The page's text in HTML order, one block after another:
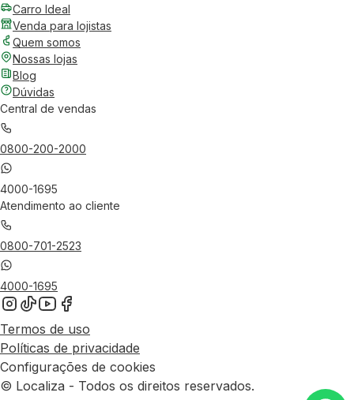
Carro Ideal
Venda para lojistas
Quem somos
Nossas lojas
Blog
Dúvidas
Central de vendas
0800-200-2000
4000-1695
Atendimento ao cliente
0800-701-2523
4000-1695
Termos de uso
Políticas de privacidade
Configurações de cookies
© Localiza - Todos os direitos reservados.